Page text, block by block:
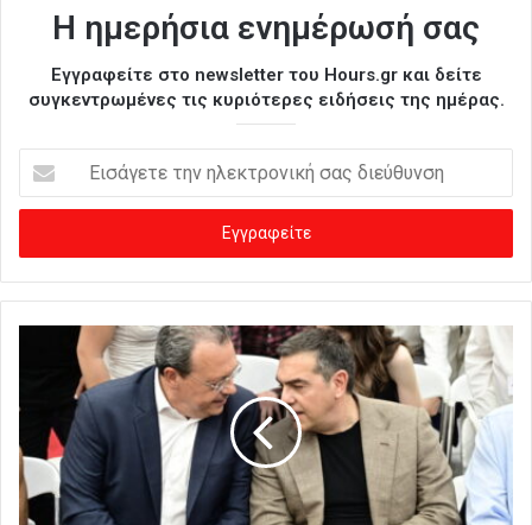
Η ημερήσια ενημέρωσή σας
Εγγραφείτε στο newsletter του Hours.gr και δείτε
συγκεντρωμένες τις κυριότερες ειδήσεις της ημέρας.
σ
γ
ε
ν
λ
ε
κ